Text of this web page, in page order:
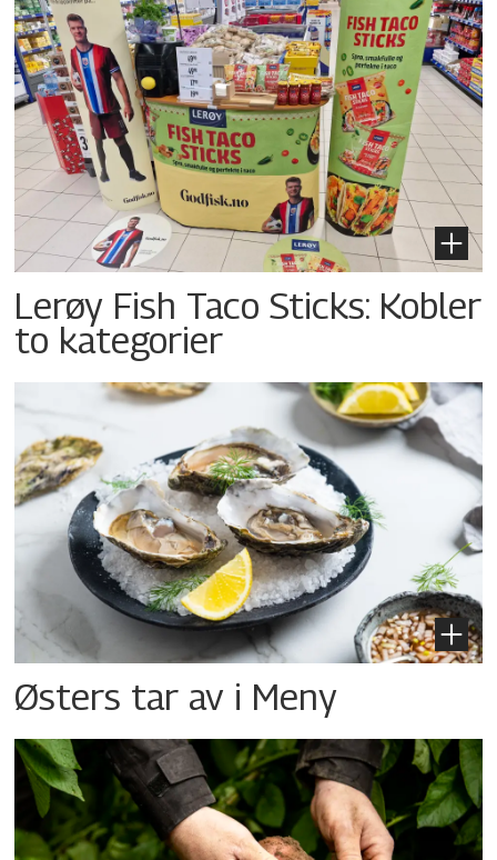
Lerøy Fish Taco Sticks: Kobler
to kategorier
Østers tar av i Meny